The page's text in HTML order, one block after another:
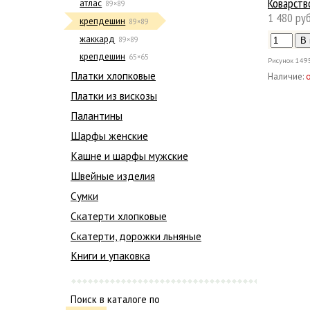
атлас 89×89
крепдешин 89×89
жаккард 89×89
крепдешин 65×65
Платки хлопковые
Платки из вискозы
Палантины
Шарфы женские
Кашне и шарфы мужские
Швейные изделия
Сумки
Скатерти хлопковые
Скатерти, дорожки льняные
Книги и упаковка
Поиск в каталоге по
1 480
Рисунок
Наличие: